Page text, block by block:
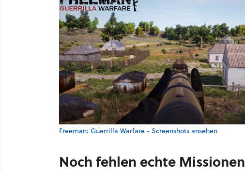
Freeman: Guerrilla Warfare - Screenshots ansehen
Noch fehlen echte Missionen